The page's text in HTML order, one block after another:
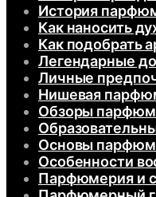
История
Как наносить
Как подобрать
Легендарные
Личные
Нишевая
Обзоры
Основы
Особенности
Парфюмерия и